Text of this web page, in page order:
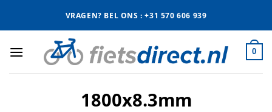
VRAGEN? BEL ONS : +31 570 606 939
0
1800x8.3mm